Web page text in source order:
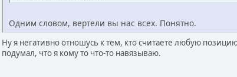
Одним словом, вертели вы нас всех. Понятно.
Ну я негативно отношусь к тем, кто считаете любую
подумал, что я кому то что-то навязываю.